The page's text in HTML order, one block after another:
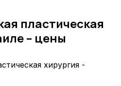
пластическая
– цены